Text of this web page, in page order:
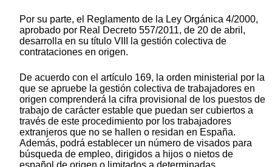
Por su parte, el Reglamento de la Ley Orgánica 4/2000,
aprobado por Real Decreto 557/2011, de 20 de abril,
desarrolla en su título VIII la gestión colectiva de
contrataciones en origen.
De acuerdo con el artículo 169, la orden ministerial por la
que se apruebe la gestión colectiva de trabajadores en
origen comprenderá la cifra provisional de los puestos de
trabajo de carácter estable que puedan ser cubiertos a
través de este procedimiento por los trabajadores
extranjeros que no se hallen o residan en España.
Además, podrá establecer un número de visados para
búsqueda de empleo, dirigidos a hijos o nietos de